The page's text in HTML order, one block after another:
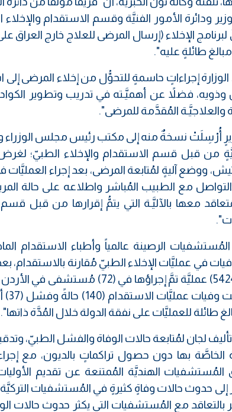
ودائرة الأمور الفنيَّة وقسم الاستقدام والإخلاء
الإخلاء (إرسال المرضى للعلاج خارج العراق
إجراءاتٍ حاسمةٍ للتحوُّل من إخلاء المرضى إلى
فضلاً عن أهميَّـته في تدريب وتطوير
والعلاجيَّـة المُقدَّمة للمرضى".
أُرْسِلَتْ نسخةٌ منه إلى مكتب رئيس مجلس الوزراء
من قبل قسم الاستقدام والإخلاء الطبيّ؛ لغرض
ووضع آليةٍ لمُتابعة المرضى، بعد إجراء العمليَّات
مع الطبيب المُباشر واطلاعه على حالة
معها بالآليَّـة التي يتمُّ إقرارها من قبل
المُستشفيات الرصينة عالمياً وأطباء الاستقدام
(181) عمليَّةً من أصل (5424) عمليَّة تمَّ
للعمليَّات على نفقة الدولة خلال المُدَّة ذاتها".
لجان لمُتابعة حالات الوفاة والفشل الطبيّ،
الخاصَّة بها دون حصول تراكماتٍ بالديون، مع
المُستشفيات الهنديَّة المُمتنعة عن تقديم
إلى حدوث حالات وفاةٍ كثيرةٍ في المُستشفيات
بالتعاقد مع المُستشفيات التي يكثر حدوث حالات